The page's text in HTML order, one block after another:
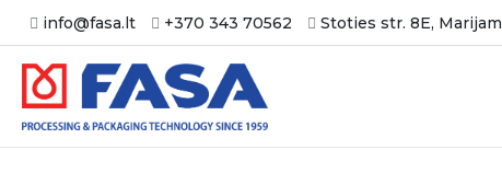
al
contenido
info@fasa.lt +370 343 70562 Stoties str. 8E,